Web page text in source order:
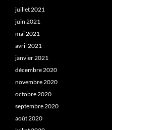
juillet 2021
juin 2021
mai 2021
avril 2021
janvier 2021
décembre 2020
novembre 2020
octobre 2020
septembre 2020
août 2020